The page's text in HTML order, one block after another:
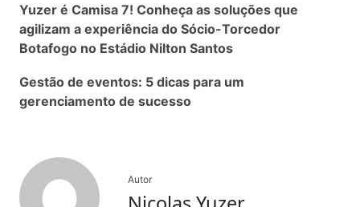
Yuzer é Camisa 7! Conheça as soluções que
agilizam a experiência do Sócio-Torcedor
Botafogo no Estádio Nilton Santos
Gestão de eventos: 5 dicas para um
gerenciamento de sucesso
Autor